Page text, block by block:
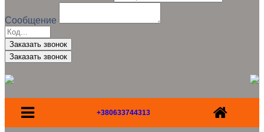
Сообщение
Заказать звонок
+380633744313